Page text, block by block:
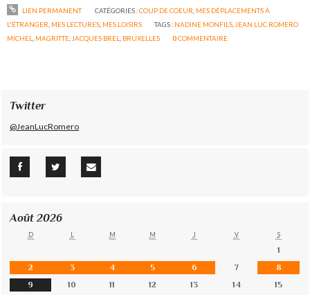
LIEN PERMANENT CATÉGORIES :COUP DE COEUR MES DÉPLACEMENTS À
L'ÉTRANGER MES LECTURES MES LOISIRS TAGS : NADINE MONFILS JEAN LUC ROMERO
MICHEL
MAGRITTE JACQUES BREL BRUXELLES 0COMMENTAIRE
Twitter
@JeanLucRomero
Août 2026
D L M M J V S
1
2
3 4 5 6 7
8
9
10 11 12 13 14
15